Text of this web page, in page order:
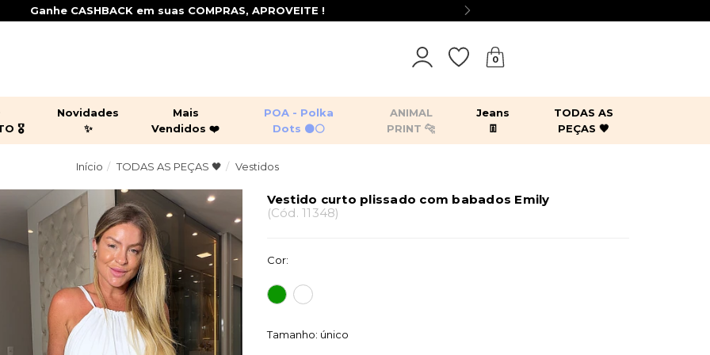
Ganhe CASHBACK em suas COMPRAS, APROVEITE !
0
🎖️
Novidades
✨
Mais
Vendidos ❤️
POA - Polka
Dots ⚫⚪
ANIMAL
PRINT 🐆
Jeans
👖
TODAS AS
PEÇAS 🖤
casacos jaquetas blazers
kimonos
shorts macacões
Início TODAS AS PEÇAS 🖤 Vestidos
Vestido curto plissado com babados Emily
(Cód. 11348)
Cor:
Tamanho: único